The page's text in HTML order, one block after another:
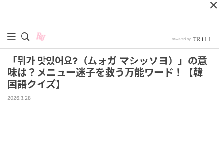
「뭐가 맛있어요?（ムォガ マシッソヨ）」の意
味は？メニュー迷子を救う万能ワード！【韓
国語クイズ】
2026.3.28